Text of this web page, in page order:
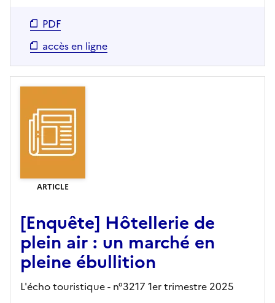
PDF
accès en ligne
ARTICLE
[Enquête] Hôtellerie de
plein air : un marché en
pleine ébullition
L'écho touristique - n°3217 1er trimestre 2025